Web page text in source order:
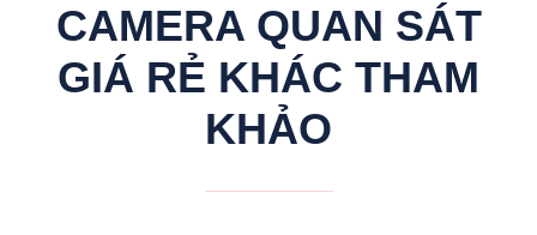
CAMERA QUAN SÁT
GIÁ RẺ KHÁC THAM
KHẢO